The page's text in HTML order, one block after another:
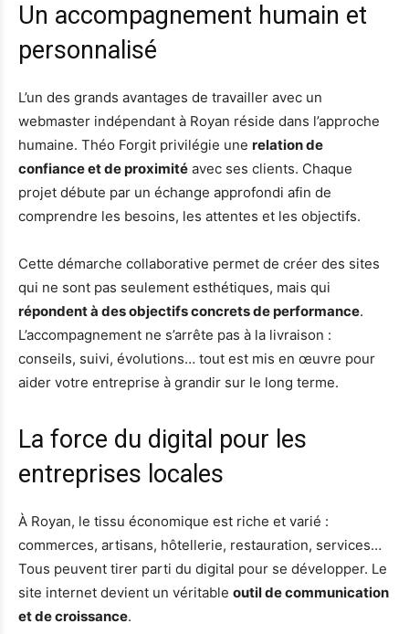
Un accompagnement humain et
personnalisé
L’un des grands avantages de travailler avec un
webmaster indépendant à Royan réside dans l’approche
humaine. Théo Forgit privilégie une relation de
confiance et de proximité avec ses clients. Chaque
projet débute par un échange approfondi afin de
comprendre les besoins, les attentes et les objectifs.
Cette démarche collaborative permet de créer des sites
qui ne sont pas seulement esthétiques, mais qui
répondent à des objectifs concrets de performance.
L’accompagnement ne s’arrête pas à la livraison :
conseils, suivi, évolutions… tout est mis en œuvre pour
aider votre entreprise à grandir sur le long terme.
La force du digital pour les
entreprises locales
À Royan, le tissu économique est riche et varié :
commerces, artisans, hôtellerie, restauration, services…
Tous peuvent tirer parti du digital pour se développer. Le
site internet devient un véritable outil de communication
et de croissance.